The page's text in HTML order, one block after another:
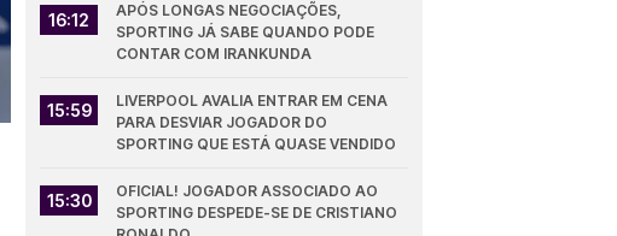
16:12
APÓS LONGAS NEGOCIAÇÕES,
SPORTING JÁ SABE QUANDO PODE
CONTAR COM IRANKUNDA
15:59
LIVERPOOL AVALIA ENTRAR EM CENA
PARA DESVIAR JOGADOR DO
SPORTING QUE ESTÁ QUASE VENDIDO
15:30
OFICIAL! JOGADOR ASSOCIADO AO
SPORTING DESPEDE-SE DE CRISTIANO